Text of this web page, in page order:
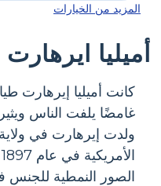
المزيد من الخيارات
أميليا ايرهارت
كانت أميليا إيرهارت
غامضًا يلفت الناس
ولدت إيرهارت في
الصور النمطية للجنس